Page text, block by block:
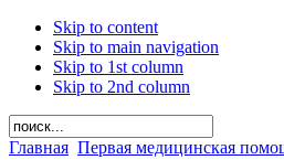
Skip to content
Skip to main navigation
Skip to 1st column
Skip to 2nd column
Главная Первая медицинская